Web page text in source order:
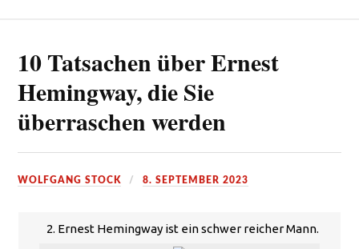
10 Tatsachen über Ernest
Hemingway, die Sie
überraschen werden
WOLFGANG STOCK 8. SEPTEMBER 2023
2. Ernest Hemingway ist ein schwer reicher Mann.